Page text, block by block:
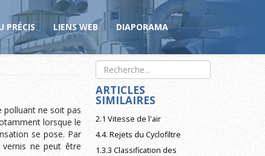
PRÉCIS LIENS WEB DIAPORAMA
polluant ne soit pas
lorsque le
se pose. Par
ne peut être
ARTICLES
SIMILAIRES
2.1 Vitesse de l'air
4.4. Rejets du Cyclofiltre
1.3.3 Classification des